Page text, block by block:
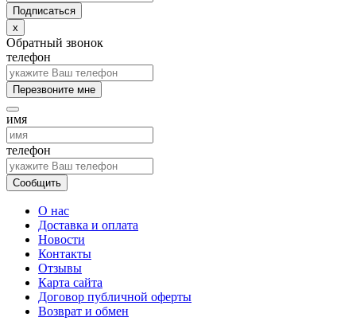
x
Обратный звонок
телефон
Перезвоните мне
имя
телефон
Сообщить
О нас
Доставка и оплата
Новости
Контакты
Отзывы
Карта сайта
Договор публичной оферты
Возврат и обмен